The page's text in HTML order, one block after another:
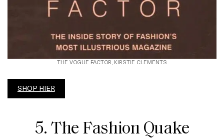
THE VOGUE FACTOR, KIRSTIE CLEMENTS
SHOP HIER
5. The Fashion Quake